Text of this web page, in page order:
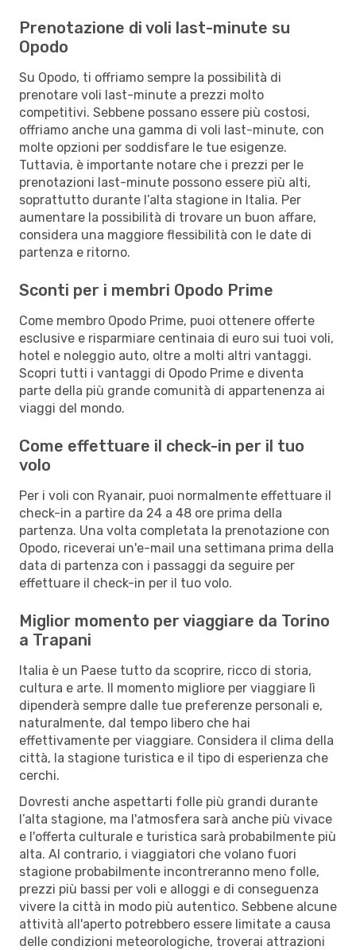
Prenotazione di voli last-minute su
Opodo
Su Opodo, ti offriamo sempre la possibilità di
prenotare voli last-minute a prezzi molto
competitivi. Sebbene possano essere più costosi,
offriamo anche una gamma di voli last-minute, con
molte opzioni per soddisfare le tue esigenze.
Tuttavia, è importante notare che i prezzi per le
prenotazioni last-minute possono essere più alti,
soprattutto durante l’alta stagione in Italia. Per
aumentare la possibilità di trovare un buon affare,
considera una maggiore flessibilità con le date di
partenza e ritorno.
Sconti per i membri Opodo Prime
Come membro Opodo Prime, puoi ottenere offerte
esclusive e risparmiare centinaia di euro sui tuoi voli,
hotel e noleggio auto, oltre a molti altri vantaggi.
Scopri tutti i vantaggi di Opodo Prime e diventa
parte della più grande comunità di appartenenza ai
viaggi del mondo.
Come effettuare il check-in per il tuo
volo
Per i voli con Ryanair, puoi normalmente effettuare il
check-in a partire da 24 a 48 ore prima della
partenza. Una volta completata la prenotazione con
Opodo, riceverai un'e-mail una settimana prima della
data di partenza con i passaggi da seguire per
effettuare il check-in per il tuo volo.
Miglior momento per viaggiare da Torino
a Trapani
Italia è un Paese tutto da scoprire, ricco di storia,
cultura e arte. Il momento migliore per viaggiare lì
dipenderà sempre dalle tue preferenze personali e,
naturalmente, dal tempo libero che hai
effettivamente per viaggiare. Considera il clima della
città, la stagione turistica e il tipo di esperienza che
cerchi.
Dovresti anche aspettarti folle più grandi durante
l’alta stagione, ma l'atmosfera sarà anche più vivace
e l'offerta culturale e turistica sarà probabilmente più
alta. Al contrario, i viaggiatori che volano fuori
stagione probabilmente incontreranno meno folle,
prezzi più bassi per voli e alloggi e di conseguenza
vivere la città in modo più autentico. Sebbene alcune
attività all'aperto potrebbero essere limitate a causa
delle condizioni meteorologiche, troverai attrazioni